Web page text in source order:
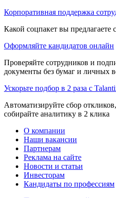
Корпоративная поддержка
Какой соцпакет вы
Оформляйте кандидатов онлайн
Проверяйте сотрудников и
документы без бумаг и личных
Ускорьте подбор в 2 раза с
Автоматизируйте сбор
собирайте аналитику в 2 клика
О компании
Наши вакансии
Партнерам
Реклама на сайте
Новости и статьи
Инвесторам
Кандидаты по профессиям